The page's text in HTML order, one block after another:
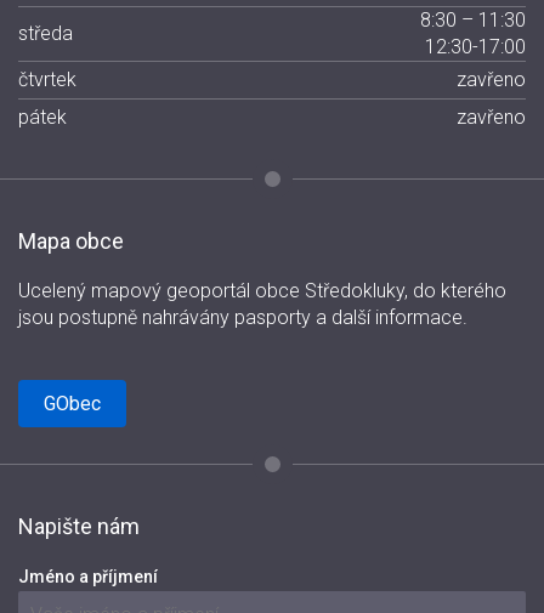
středa
8:30 – 11:30
12:30-17:00
čtvrtek
zavřeno
pátek
zavřeno
Mapa obce
Ucelený mapový geoportál obce Středokluky, do kterého
jsou postupně nahrávány pasporty a další informace.
GObec
Napište nám
Jméno a příjmení